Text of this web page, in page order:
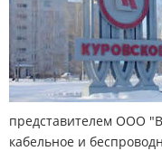
представителем ООО
кабельное и